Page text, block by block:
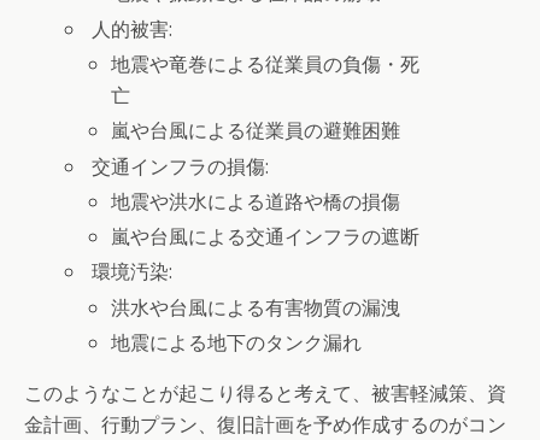
人的被害:
地震や竜巻による従業員の負傷・死
亡
嵐や台風による従業員の避難困難
交通インフラの損傷:
地震や洪水による道路や橋の損傷
嵐や台風による交通インフラの遮断
環境汚染:
洪水や台風による有害物質の漏洩
地震による地下のタンク漏れ
このようなことが起こり得ると考えて、被害軽減策、資
金計画、行動プラン、復旧計画を予め作成するのがコン